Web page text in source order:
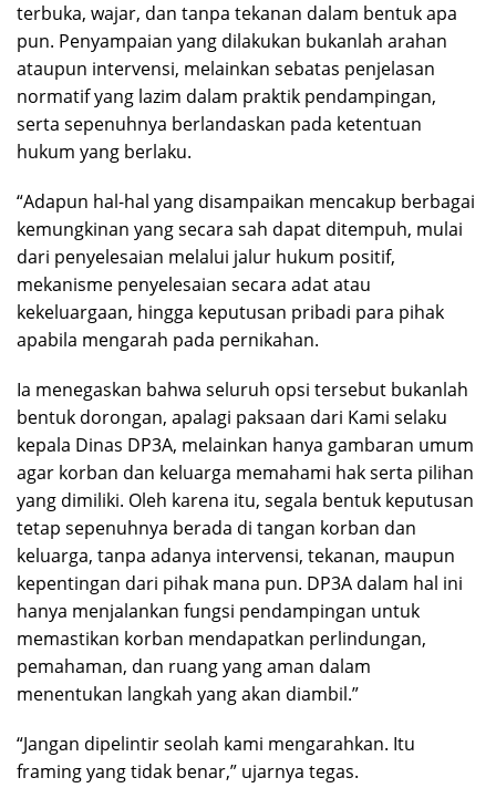
terbuka, wajar, dan tanpa tekanan dalam bentuk apa
pun. Penyampaian yang dilakukan bukanlah arahan
ataupun intervensi, melainkan sebatas penjelasan
normatif yang lazim dalam praktik pendampingan,
serta sepenuhnya berlandaskan pada ketentuan
hukum yang berlaku.
“Adapun hal-hal yang disampaikan mencakup berbagai
kemungkinan yang secara sah dapat ditempuh, mulai
dari penyelesaian melalui jalur hukum positif,
mekanisme penyelesaian secara adat atau
kekeluargaan, hingga keputusan pribadi para pihak
apabila mengarah pada pernikahan.
Ia menegaskan bahwa seluruh opsi tersebut bukanlah
bentuk dorongan, apalagi paksaan dari Kami selaku
kepala Dinas DP3A, melainkan hanya gambaran umum
agar korban dan keluarga memahami hak serta pilihan
yang dimiliki. Oleh karena itu, segala bentuk keputusan
tetap sepenuhnya berada di tangan korban dan
keluarga, tanpa adanya intervensi, tekanan, maupun
kepentingan dari pihak mana pun. DP3A dalam hal ini
hanya menjalankan fungsi pendampingan untuk
memastikan korban mendapatkan perlindungan,
pemahaman, dan ruang yang aman dalam
menentukan langkah yang akan diambil.”
“Jangan dipelintir seolah kami mengarahkan. Itu
framing yang tidak benar,” ujarnya tegas.